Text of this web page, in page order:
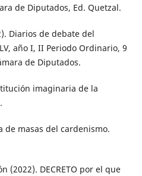
de Diputados, Ed. Quetzal.
Diarios de debate del
año I, II Periodo Ordinario, 9
de Diputados.
imaginaria de la
de masas del cardenismo.
(2022). DECRETO por el que